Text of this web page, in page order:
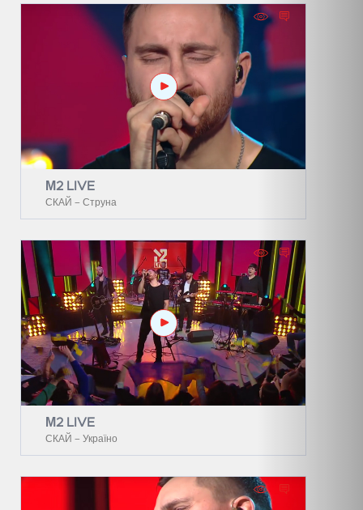
М2 LIVE
СКАЙ – Струна
М2 LIVE
СКАЙ – Україно